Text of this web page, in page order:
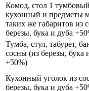
Комод, стол 1
кухонный и предметы
таких же габаритов из
березы, бука и дуба
Тумба, стул, табурет,
сосны (из березы, бука
+50%)
Кухонный уголок из
березы, бука и дуба